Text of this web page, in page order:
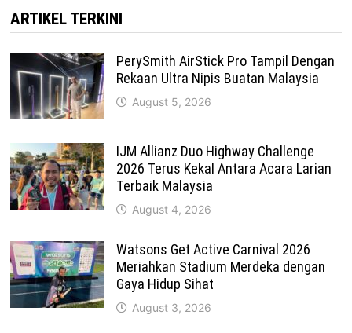
ARTIKEL TERKINI
PerySmith AirStick Pro Tampil Dengan
Rekaan Ultra Nipis Buatan Malaysia
August 5, 2026
IJM Allianz Duo Highway Challenge
2026 Terus Kekal Antara Acara Larian
Terbaik Malaysia
August 4, 2026
Watsons Get Active Carnival 2026
Meriahkan Stadium Merdeka dengan
Gaya Hidup Sihat
August 3, 2026